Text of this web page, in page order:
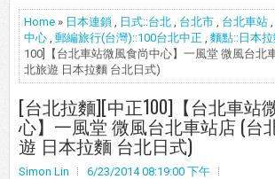
Home » 日本連鎖 , 日式::台北 , 台北市 , 台北車站 ,
中心 , 郵編旅行(台灣)::100台北中正 , 麵點::日本
100]【台北車站微風食尚中心】一風堂 微風台北
北旅遊 日本拉麵 台北日式)
[台北拉麵][中正100]【台北車站
心】一風堂 微風台北車站店 (台
遊 日本拉麵 台北日式)
Simon Lin 6/23/2014 08:19:00 下午